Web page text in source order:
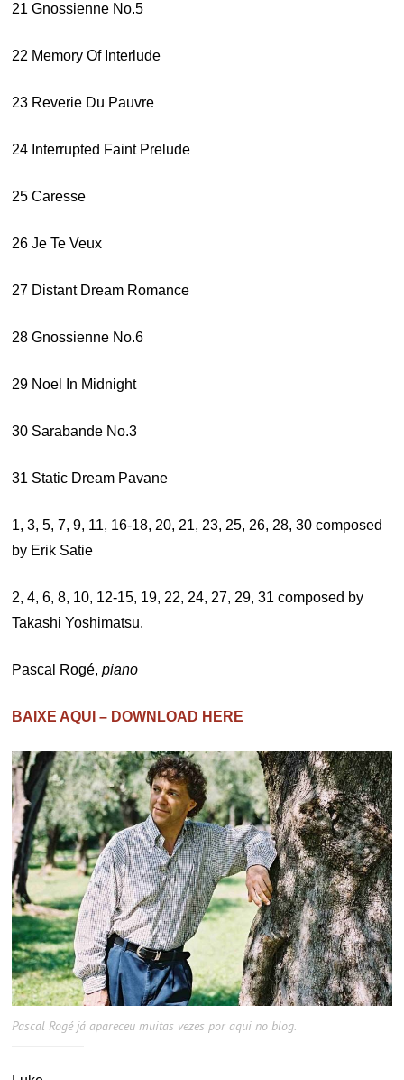
21 Gnossienne No.5
22 Memory Of Interlude
23 Reverie Du Pauvre
24 Interrupted Faint Prelude
25 Caresse
26 Je Te Veux
27 Distant Dream Romance
28 Gnossienne No.6
29 Noel In Midnight
30 Sarabande No.3
31 Static Dream Pavane
1, 3, 5, 7, 9, 11, 16-18, 20, 21, 23, 25, 26, 28, 30 composed
by Erik Satie
2, 4, 6, 8, 10, 12-15, 19, 22, 24, 27, 29, 31 composed by
Takashi Yoshimatsu.
Pascal Rogé,piano
BAIXE AQUI – DOWNLOAD HERE
Pascal Rogé já apareceu muitas vezes por aqui no blog.